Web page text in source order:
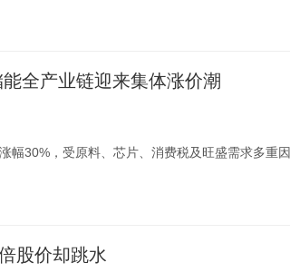
全产业链迎来集体涨价潮
幅30%，受原料、芯片、消费税及旺盛需求多重因
股价却跳水